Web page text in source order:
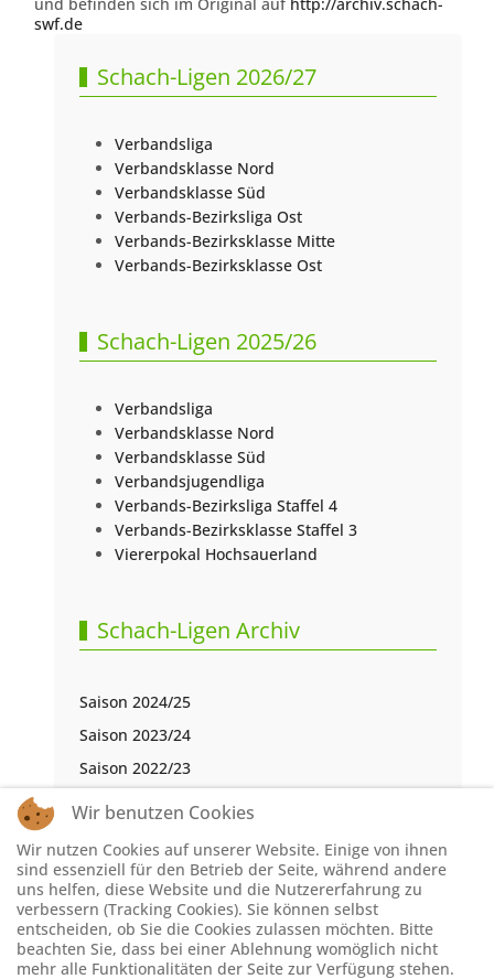
swf.de
Schach-Ligen 2026/27
Verbandsliga
Verbandsklasse Nord
Verbandsklasse Süd
Verbands-Bezirksliga Ost
Verbands-Bezirksklasse Mitte
Verbands-Bezirksklasse Ost
Schach-Ligen 2025/26
Verbandsliga
Verbandsklasse Nord
Verbandsklasse Süd
Verbandsjugendliga
Verbands-Bezirksliga Staffel 4
Verbands-Bezirksklasse Staffel 3
Viererpokal Hochsauerland
Schach-Ligen Archiv
Saison 2024/25
Saison 2023/24
Saison 2022/23
Saison 2021/22
Saison 2019/20
Saison 2018/19
Saison 2017/18
Saison 2016/17
Wir benutzen Cookies
Wir nutzen Cookies auf unserer Website. Einige von ihnen
sind essenziell für den Betrieb der Seite, während andere
uns helfen, diese Website und die Nutzererfahrung zu
verbessern (Tracking Cookies). Sie können selbst
entscheiden, ob Sie die Cookies zulassen möchten. Bitte
beachten Sie, dass bei einer Ablehnung womöglich nicht
mehr alle Funktionalitäten der Seite zur Verfügung stehen.